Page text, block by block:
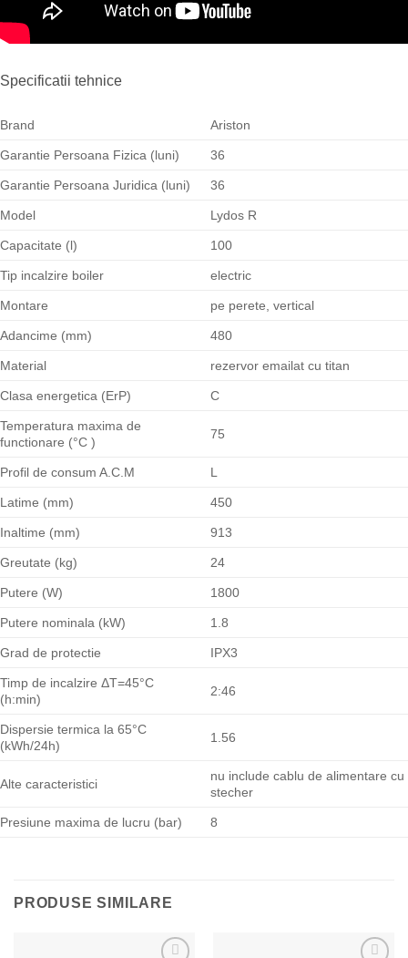
Specificatii tehnice
Brand Ariston
Garantie Persoana Fizica (luni) 36
Garantie Persoana Juridica (luni) 36
Model Lydos R
Capacitate (l) 100
Tip incalzire boiler electric
Montare pe perete, vertical
Adancime (mm) 480
Material rezervor emailat cu titan
Clasa energetica (ErP) C
Temperatura maxima de
functionare (°C )
75
Profil de consum A.C.M L
Latime (mm) 450
Inaltime (mm) 913
Greutate (kg) 24
Putere (W) 1800
Putere nominala (kW) 1.8
Grad de protectie IPX3
Timp de incalzire ΔT=45°C
(h:min)
2:46
Dispersie termica la 65°C
(kWh/24h)
1.56
Alte caracteristici
nu include cablu de alimentare cu
stecher
Presiune maxima de lucru (bar) 8
PRODUSE SIMILARE